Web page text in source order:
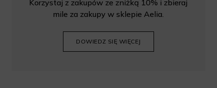
Korzystaj z zakupów ze zniżką 10% i zbieraj
mile za zakupy w sklepie Aelia.
DOWIEDZ SIĘ WIĘCEJ